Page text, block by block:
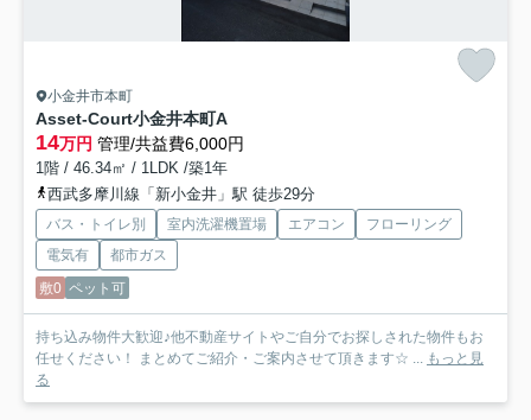
小金井市本町
Asset-Court小金井本町A
14万円 管理/共益費6,000円
1階 / 46.34㎡ / 1LDK /築1年
西武多摩川線「新小金井」駅 徒歩29分
バス・トイレ別 室内洗濯機置場 エアコン
フローリング
電気有
都市ガス
敷0 ペット可
持ち込み物件大歓迎♪他不動産サイトやご自分でお探しされた物件もお
任せください！ まとめてご紹介・ご案内させて頂きます☆ ...
もっと見
る